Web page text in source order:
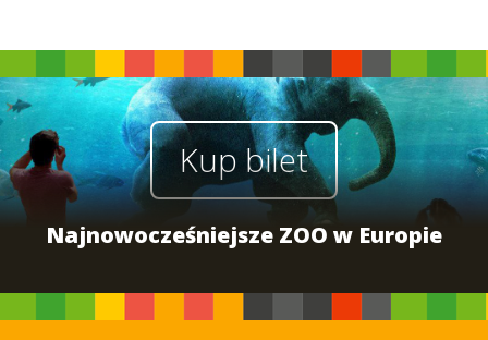
Najnowocześniejsze ZOO w Europie
Kup bilet